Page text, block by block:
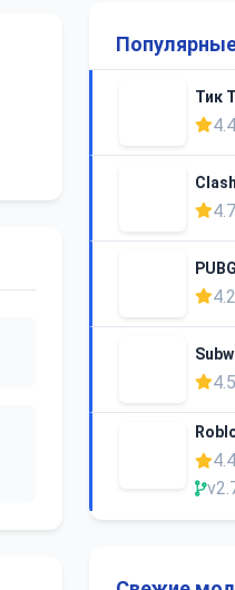
Тик
4.4
4.7
4.2
4.5
4.4